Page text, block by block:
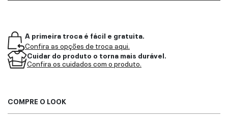
A primeira troca é fácil e gratuita.
Confira as opções de troca aqui.
Cuidar do produto o torna mais durável.
Confira os cuidados com o produto.
COMPRE O LOOK